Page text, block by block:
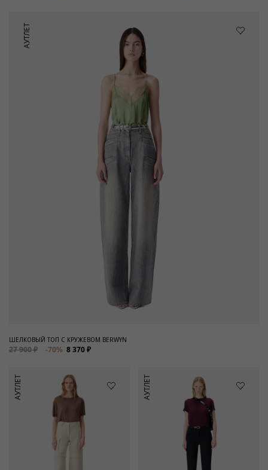
АУТЛЕТ
ШЕЛКОВЫЙ ТОП С КРУЖЕВОМ BERWYN
27 900 ₽ -70% 8 370 ₽
АУТЛЕТ АУТЛЕТ